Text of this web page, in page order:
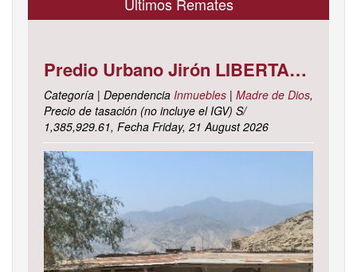
Predio Urbano Jirón LIBERTAD Mz. 5-H, Lote 23, TAMBOPATA - TAMBOPATA - MADRE DE DIOS ; cuyo dominio corre inscrito en la partida electrónica N° 07001561 del registro de propiedad inmueble de la ZONA REGISTRAL N° X, SEDE CUSCO, OFICINA REGISTRAL MADRE DE D
Categoría | Dependencia Inmuebles | Madre de Dios,
Precio de tasación (no incluye el IGV) S/
1,385,929.61, Fecha Friday, 21 August 2026